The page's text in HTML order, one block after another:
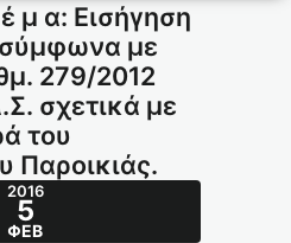
μ α: Εισήγηση
με
279/2012
σχετικά με
του
Παροικιάς.
2016
5
ΦΕΒ